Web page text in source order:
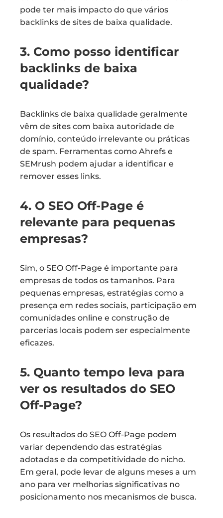
pode ter mais impacto do que vários
backlinks de sites de baixa qualidade.
3. Como posso identificar
backlinks de baixa
qualidade?
Backlinks de baixa qualidade geralmente
vêm de sites com baixa autoridade de
domínio, conteúdo irrelevante ou práticas
de spam. Ferramentas como Ahrefs e
SEMrush podem ajudar a identificar e
remover esses links.
4. O SEO Off-Page é
relevante para pequenas
empresas?
Sim, o SEO Off-Page é importante para
empresas de todos os tamanhos. Para
pequenas empresas, estratégias como a
presença em redes sociais, participação em
comunidades online e construção de
parcerias locais podem ser especialmente
eficazes.
5. Quanto tempo leva para
ver os resultados do SEO
Off-Page?
Os resultados do SEO Off-Page podem
variar dependendo das estratégias
adotadas e da competitividade do nicho.
Em geral, pode levar de alguns meses a um
ano para ver melhorias significativas no
posicionamento nos mecanismos de busca.